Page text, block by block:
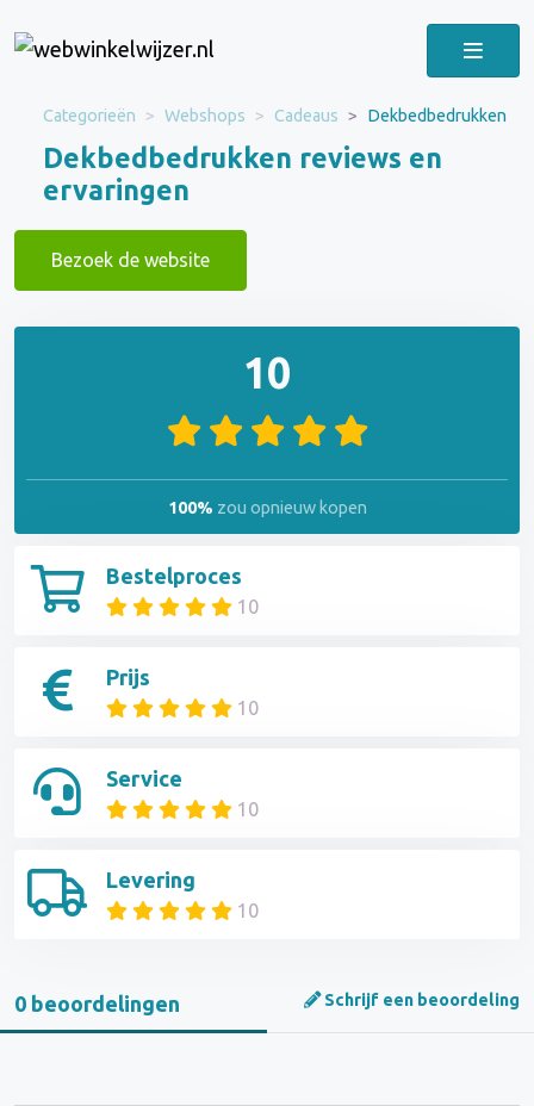
Categorieën Webshops Cadeaus Dekbedbedrukken
Dekbedbedrukken reviews en
ervaringen
Bezoek de website
Bestelproces
10
Prijs
10
Service
10
Levering
10
10
100% zou opnieuw kopen
0 beoordelingen Schrijf een beoordeling